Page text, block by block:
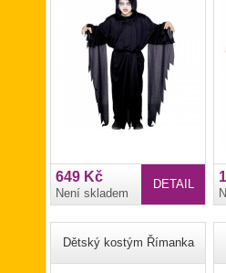
DETAIL
649 Kč
Není skladem
Dětský kostým Římanka